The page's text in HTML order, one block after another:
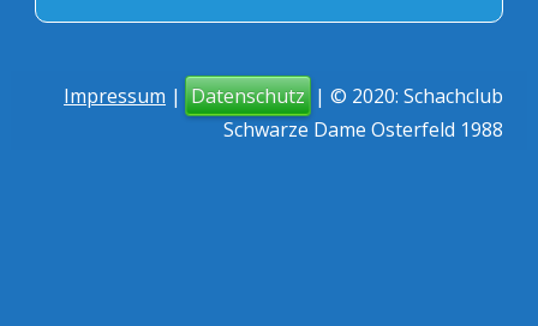
Impressum |Datenschutz | © 2020: Schachclub
Schwarze Dame Osterfeld 1988